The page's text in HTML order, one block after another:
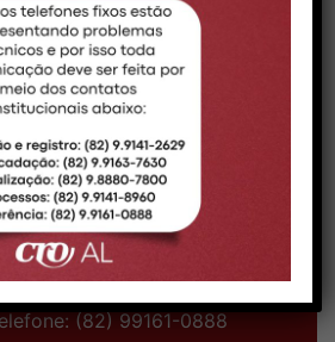
VOLTAR
MACEIÓ
(82) 99161-0888